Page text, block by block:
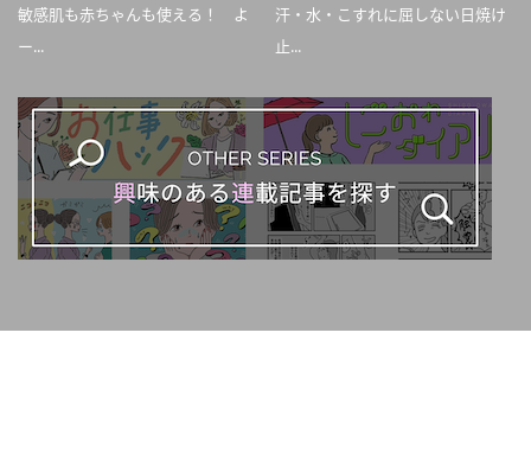
敏感肌も赤ちゃんも使える！ よ
ー...
汗・水・こすれに屈しない日焼け
止...